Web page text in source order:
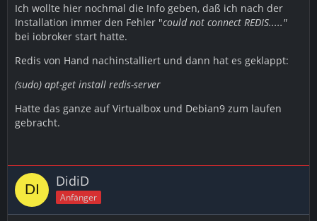
Ich wollte hier nochmal die Info geben, daß ich nach der
Installation immer den Fehler "could not connect REDIS....."
bei iobroker start hatte.
Redis von Hand nachinstalliert und dann hat es geklappt:
(sudo) apt-get install redis-server
Hatte das ganze auf Virtualbox und Debian9 zum laufen
gebracht.
DidiD
Anfänger